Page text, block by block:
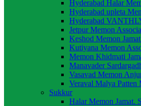
Hyderabad Halar
Hyderabad upleta
Hyderabad
Jetpur Memon
Keshod Memon
Kutiyana Memon
Memon Khidmati
Manavader
Vasavad Memon
Veraval Malya
Sukkur
Halar Memon Jamat.